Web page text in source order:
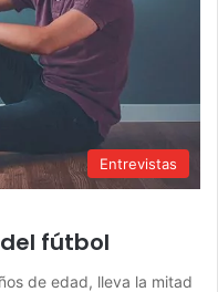
Entrevistas
fútbol
de edad, lleva la mitad